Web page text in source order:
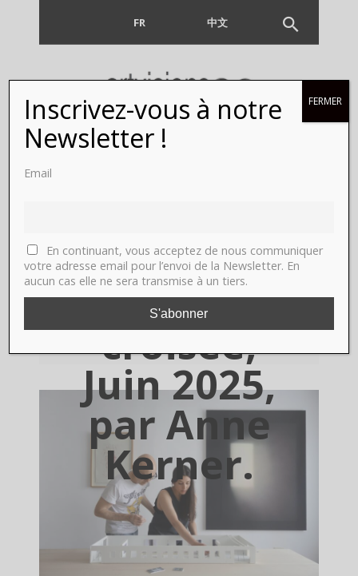
FR 中文
Rachel
Delprat.
Interview
croisée,
Juin 2025,
par Anne
Kerner.
Inscrivez-vous à notre
Newsletter !
Email
En continuant, vous acceptez de nous communiquer
votre adresse email pour l’envoi de la Newsletter. En
aucun cas elle ne sera transmise à un tiers.
FERMER